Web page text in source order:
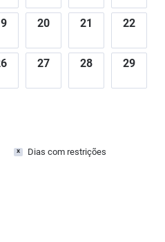
20 21 22
27 28 29
x Dias com restrições